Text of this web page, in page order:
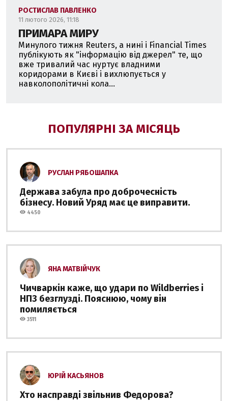
РОСТИСЛАВ ПАВЛЕНКО
11 лютого 2026, 11:18
ПРИМАРА МИРУ
Минулого тижня Reuters, а нині і Financial Times
публікують як "інформацію від джерел" те, що
вже тривалий час нуртує владними
коридорами в Києві і вихлюпується у
навколополітичні кола...
ПОПУЛЯРНІ ЗА МІСЯЦЬ
РУСЛАН РЯБОШАПКА
Держава забула про доброчесність
бізнесу. Новий Уряд має це виправити.
4450
ЯНА МАТВІЙЧУК
Чичваркін каже, що удари по Wildberries і
НПЗ безглузді. Пояснюю, чому він
помиляється
3511
ЮРІЙ КАСЬЯНОВ
Хто насправді звільнив Федорова?